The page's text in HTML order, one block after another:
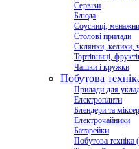
Сервізи
Блюда
Соусниці,
Столові прилади
Склянки, келихи,
Тортівниці,
Чашки і кружки
Побутова
Прилади для
Електроплити
Блендери та
Електрочайники
Батарейки
Побутова техніка